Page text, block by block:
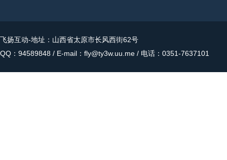
飞扬互动-地址：山西省太原市长风西街62号
QQ：94589848 / E-mail：fly@ty3w.uu.me / 电话：0351-7637101